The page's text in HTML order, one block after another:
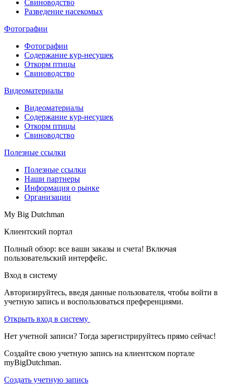
Свиноводство
Разведение насекомых
Фотографии
Фотографии
Содержание кур-несушек
Откорм птицы
Свиноводство
Видеоматериалы
Видеоматериалы
Содержание кур-несушек
Откорм птицы
Свиноводство
Полезные ссылки
Полезные ссылки
Наши партнеры
Информация о рынке
Организации
My Big Dutchman
Клиентский портал
Полный обзор: все ваши заказы и счета! Включая
пользовательский интерфейс.
Вход в систему
Авторизируйтесь, введя данные пользователя, чтобы войти в
учетную запись и воспользоваться преференциями.
Открыть вход в систему
Нет учетной записи? Тогда зарегистрируйтесь прямо сейчас!
Создайте свою учетную запись на клиентском портале
myBigDutchman.
Создать учетную запись